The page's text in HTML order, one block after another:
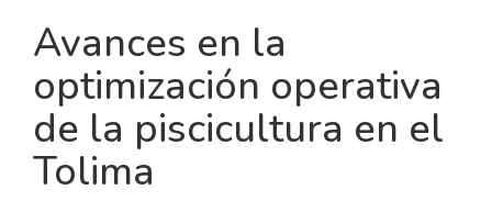
Avances en la
optimización operativa
de la piscicultura en el
Tolima